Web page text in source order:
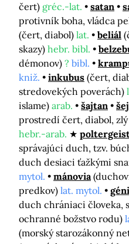
čert) gréc.-lat. satan
protivník boha, vládca
(čert, diabol) lat. beliál
skazy) hebr. bibl.
démonov) ? bibl.
kniž.
inkubus (čert,
stredovekých poverách)
islame) arab. šajtan
prostredí čert, diabol,
hebr.-arab.
správajúci duch, tzv.
duch desiaci ťažkými
mytol.
mánovia
predkov) lat. mytol.
duch chrániaci človeka,
ochranné božstvo rodu)
(morský starozákonný